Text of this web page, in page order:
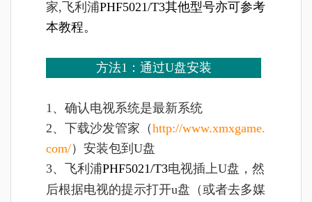
家,飞利浦PHF5021/T3其他型号亦可参考
本教程。
方法1：通过U盘安装
1、确认电视系统是最新系统
2、下载沙发管家（http://www.xmxgame.
com/）安装包到U盘
3、 飞利浦PHF5021/T3电视插上U盘，然
后根据电视的提示打开u盘（或者去多媒